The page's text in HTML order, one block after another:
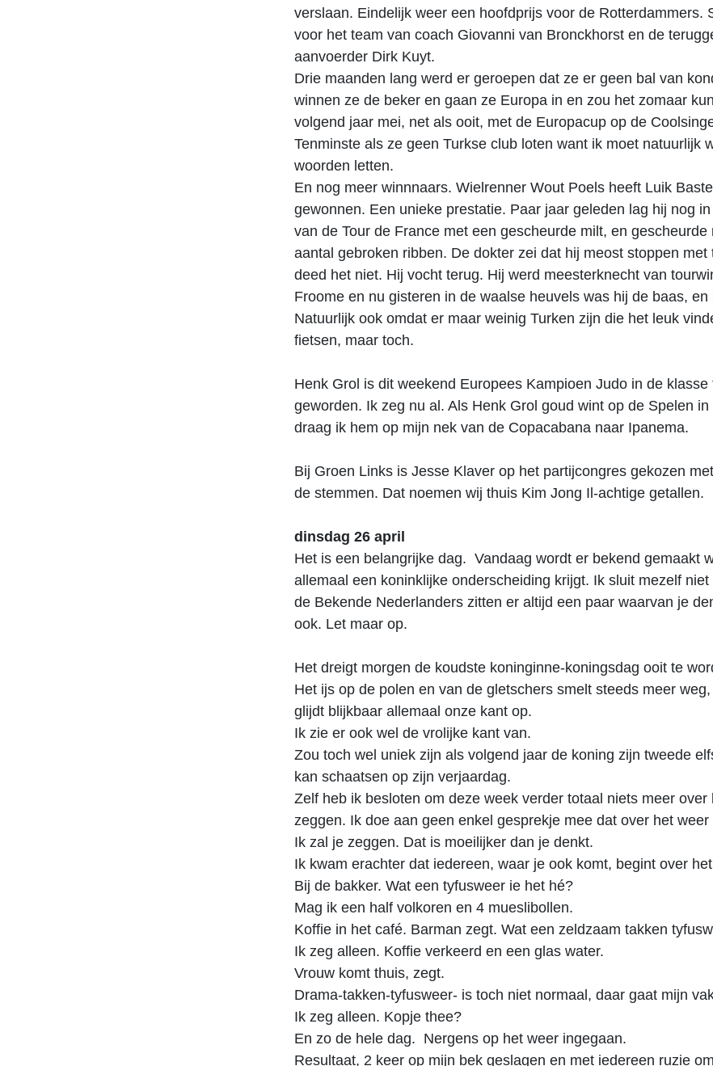
verslaan. Eindelijk weer een hoofdprijs voor de Rotterdammers.
voor het team van coach Giovanni van Bronckhorst en de
aanvoerder Dirk Kuyt.
Drie maanden lang werd er geroepen dat ze er geen bal van
winnen ze de beker en gaan ze Europa in en zou het zomaar
volgend jaar mei, net als ooit, met de Europacup op de
Tenminste als ze geen Turkse club loten want ik moet natuurlijk
woorden letten.
En nog meer winnnaars. Wielrenner Wout Poels heeft Luik
gewonnen. Een unieke prestatie. Paar jaar geleden lag hij nog
van de Tour de France met een gescheurde milt, en gescheurde
aantal gebroken ribben. De dokter zei dat hij meost stoppen met
deed het niet. Hij vocht terug. Hij werd meesterknecht van
Froome en nu gisteren in de waalse heuvels was hij de baas, en
Natuurlijk ook omdat er maar weinig Turken zijn die het leuk
fietsen, maar toch.
Henk Grol is dit weekend Europees Kampioen Judo in de klasse
geworden. Ik zeg nu al. Als Henk Grol goud wint op de Spelen in
draag ik hem op mijn nek van de Copacabana naar Ipanema.
Bij Groen Links is Jesse Klaver op het partijcongres gekozen
de stemmen. Dat noemen wij thuis Kim Jong Il-achtige getallen.
dinsdag 26 april
Het is een belangrijke dag. Vandaag wordt er bekend gemaakt
allemaal een koninklijke onderscheiding krijgt. Ik sluit mezelf niet
de Bekende Nederlanders zitten er altijd een paar waarvan je
ook. Let maar op.
Het dreigt morgen de koudste koninginne-koningsdag ooit te
Het ijs op de polen en van de gletschers smelt steeds meer
glijdt blijkbaar allemaal onze kant op.
Ik zie er ook wel de vrolijke kant van.
Zou toch wel uniek zijn als volgend jaar de koning zijn tweede
kan schaatsen op zijn verjaardag.
Zelf heb ik besloten om deze week verder totaal niets meer over
zeggen. Ik doe aan geen enkel gesprekje mee dat over het weer
Ik zal je zeggen. Dat is moeilijker dan je denkt.
Ik kwam erachter dat iedereen, waar je ook komt, begint over
Bij de bakker. Wat een tyfusweer ie het hé?
Mag ik een half volkoren en 4 mueslibollen.
Koffie in het café. Barman zegt. Wat een zeldzaam takken
Ik zeg alleen. Koffie verkeerd en een glas water.
Vrouw komt thuis, zegt.
Drama-takken-tyfusweer- is toch niet normaal, daar gaat mijn
Ik zeg alleen. Kopje thee?
En zo de hele dag. Nergens op het weer ingegaan.
Resultaat, 2 keer op mijn bek geslagen en met iedereen ruzie